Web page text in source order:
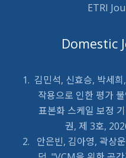
ETRI
Domestic
김민석, 신효승, 박세
작용으로 인한 평가
표본화 스케일 보정
권, 제 3호,
안은빈, 김아영, 곽상